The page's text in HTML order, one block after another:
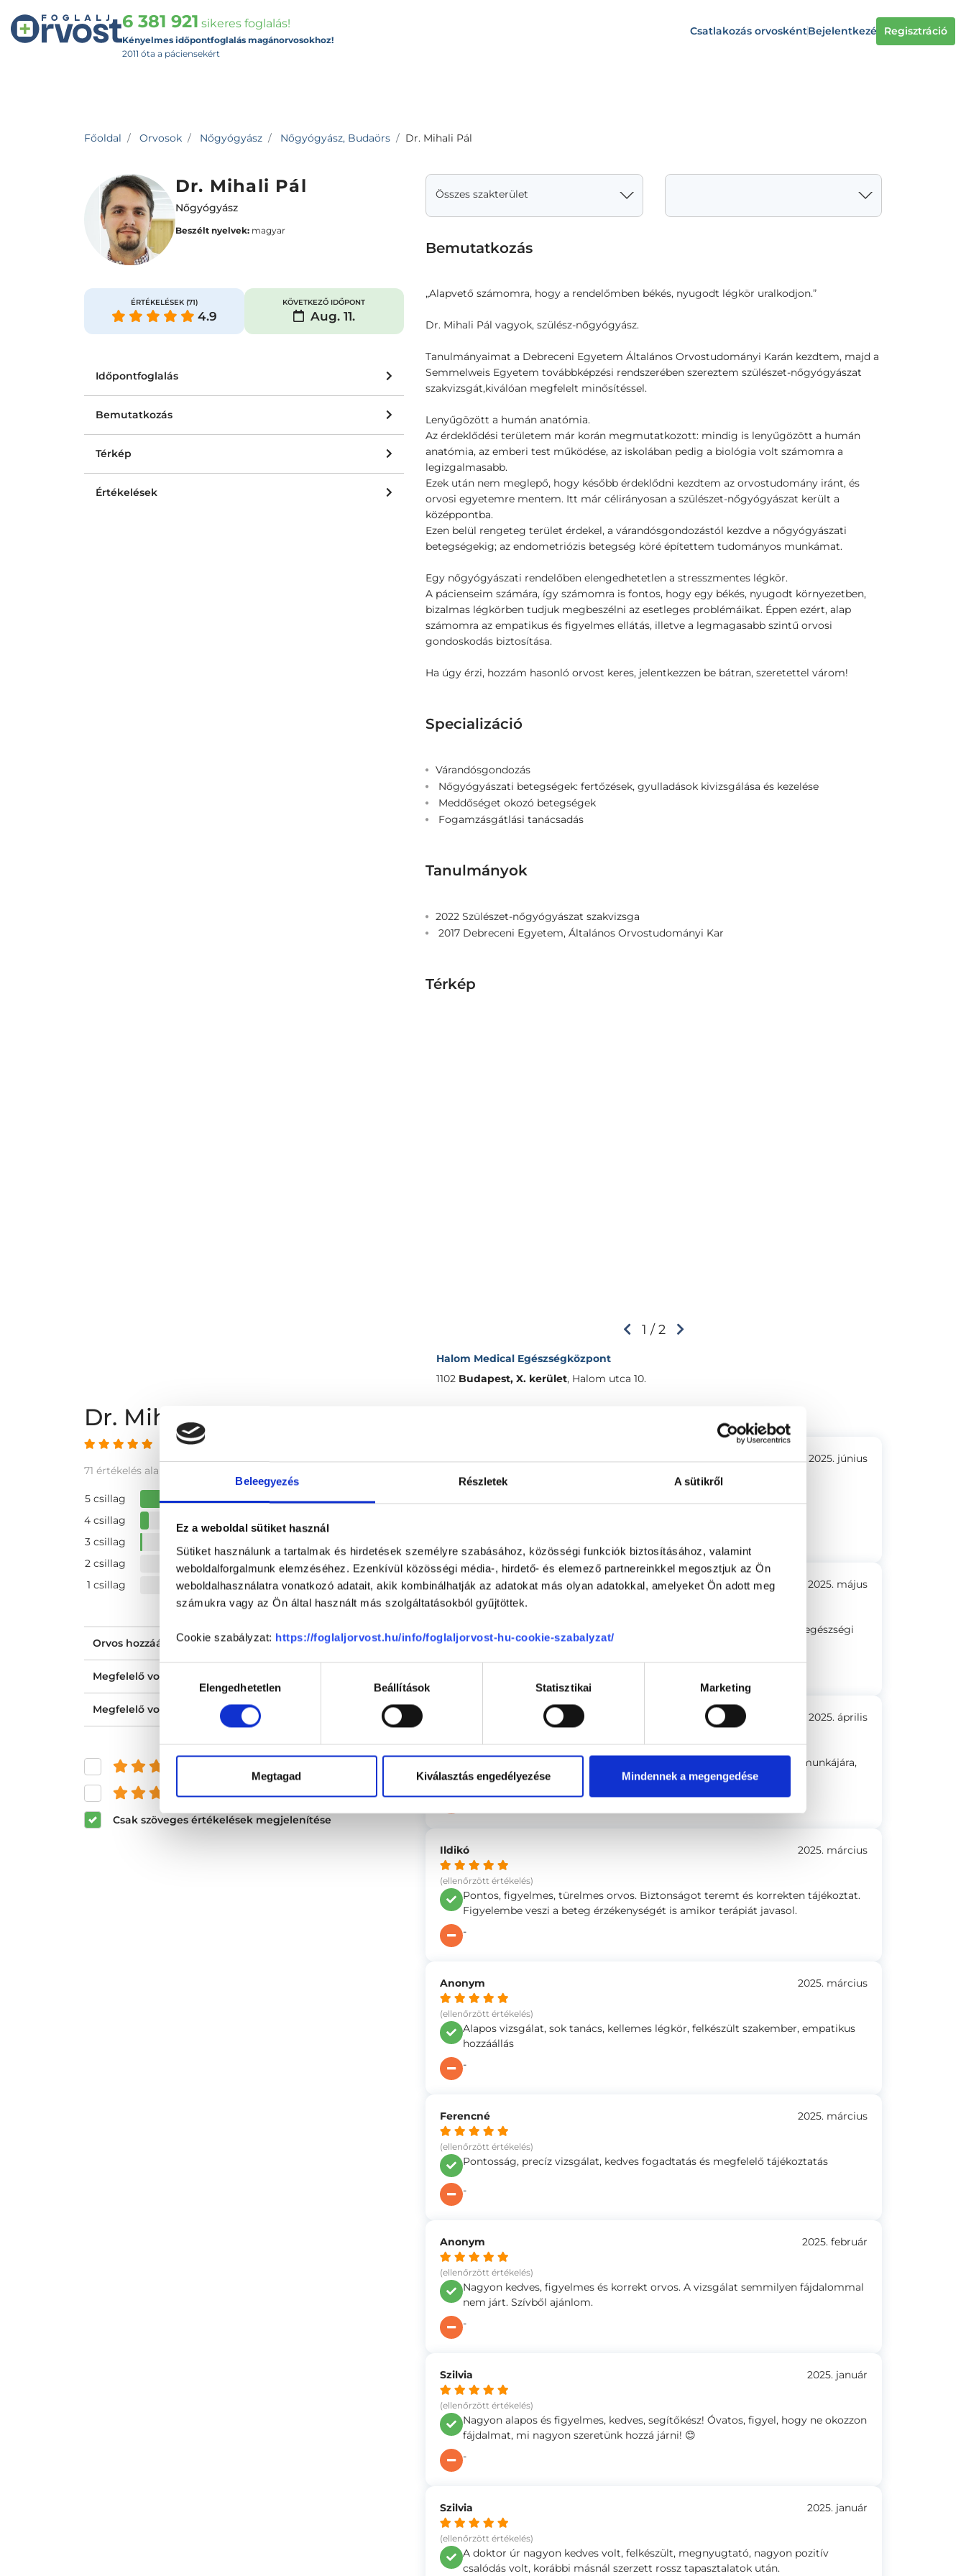
Beleegyezés Részletek A sütikről
Ez a weboldal sütiket használ
Sütiket használunk a tartalmak és hirdetések személyre szabásához, közösségi funkciók biztosításához, valamint
weboldalforgalmunk elemzéséhez. Ezenkívül közösségi média-, hirdető- és elemező partnereinkkel megosztjuk az Ön
weboldalhasználatra vonatkozó adatait, akik kombinálhatják az adatokat más olyan adatokkal, amelyeket Ön adott meg
számukra vagy az Ön által használt más szolgáltatásokból gyűjtöttek.
Cookie szabályzat: https://foglaljorvost.hu/info/foglaljorvost-hu-cookie-szabalyzat/
kiválasztásaElengedhetetlen Beállítások Statisztikai Marketing
Megtagad Kiválasztás engedélyezése Mindennek a megengedése
6 381 921 sikeres foglalás!
Kényelmes időpontfoglalás magánorvosokhoz!
2011 óta a páciensekért
Csatlakozás orvoskéntBejelentkezés Regisztráció
Főoldal Orvosok Nőgyógyász Nőgyógyász, Budaörs Dr. Mihali Pál
Dr. Mihali Pál
Nőgyógyász
Beszélt nyelvek: magyar
ÉRTÉKELÉSEK (71)
4.9
KÖVETKEZŐ IDŐPONT
Aug. 11.
Időpontfoglalás
Bemutatkozás
Térkép
Értékelések
Összes szakterület
Bemutatkozás
„Alapvető számomra, hogy a rendelőmben békés, nyugodt légkör uralkodjon.”
Dr. Mihali Pál vagyok, szülész-nőgyógyász.
Tanulmányaimat a Debreceni Egyetem Általános Orvostudományi Karán kezdtem, majd a
Semmelweis Egyetem továbbképzési rendszerében szereztem szülészet-nőgyógyászat
szakvizsgát,kiválóan megfelelt minősítéssel.
Lenyűgözött a humán anatómia.
Az érdeklődési területem már korán megmutatkozott: mindig is lenyűgözött a humán
anatómia, az emberi test működése, az iskolában pedig a biológia volt számomra a
legizgalmasabb.
Ezek után nem meglepő, hogy később érdeklődni kezdtem az orvostudomány iránt, és
orvosi egyetemre mentem. Itt már célirányosan a szülészet-nőgyógyászat került a
középpontba.
Ezen belül rengeteg terület érdekel, a várandósgondozástól kezdve a nőgyógyászati
betegségekig; az endometriózis betegség köré építettem tudományos munkámat.
Egy nőgyógyászati rendelőben elengedhetetlen a stresszmentes légkör.
A pácienseim számára, így számomra is fontos, hogy egy békés, nyugodt környezetben,
bizalmas légkörben tudjuk megbeszélni az esetleges problémáikat. Éppen ezért, alap
számomra az empatikus és figyelmes ellátás, illetve a legmagasabb szintű orvosi
gondoskodás biztosítása.
Ha úgy érzi, hozzám hasonló orvost keres, jelentkezzen be bátran, szeretettel várom!
Specializáció
Várandósgondozás
Nőgyógyászati betegségek: fertőzések, gyulladások kivizsgálása és kezelése
Meddőséget okozó betegségek
Fogamzásgátlási tanácsadás
Tanulmányok
2022 Szülészet-nőgyógyászat szakvizsga
2017 Debreceni Egyetem, Általános Orvostudományi Kar
Térkép
1 / 2
Halom Medical Egészségközpont
1102 Budapest, X. kerület, Halom utca 10.
Dr. Mihali Pál vélemények
4.93 az 5-ből
71 értékelés alapján
5 csillag
94 %
4 csillag
3 csillag
2 csillag
0 %
1 csillag
0 %
Orvos hozzáállása, figyelmessége, kedvessége 4.94
Megfelelő volt a tájékoztatásod?
Megfelelő volt az ellátásod? 4.93
és felette
Csak szöveges értékelések megjelenítése
Anonym
(ellenőrzött értékelés)
2025. június
Nagyon kedves, alapos, figyelmes. Csak ajánlani tudom
Katalin Adrienn 2025. május
Gyors, fájdalommentes vizsgálat. A szakorvos kérdéseket tesz fel az egészségi
állapot felmérése érdekében.
-
(ellenőrzött értékelés)
2025. április
Doktor Úr nagyon kedves volt. Látszik, hogy Ő hivatásként tekint a munkájára,
profi szakember.
-
Ildikó
(ellenőrzött értékelés)
2025. március
Pontos, figyelmes, türelmes orvos. Biztonságot teremt és korrekten tájékoztat.
Figyelembe veszi a beteg érzékenységét is amikor terápiát javasol.
-
Anonym
(ellenőrzött értékelés)
2025. március
Alapos vizsgálat, sok tanács, kellemes légkör, felkészült szakember, empatikus
hozzáállás
-
Ferencné
(ellenőrzött értékelés)
2025. március
Pontosság, precíz vizsgálat, kedves fogadtatás és megfelelő tájékoztatás
-
Anonym
(ellenőrzött értékelés)
2025. február
Nagyon kedves, figyelmes és korrekt orvos. A vizsgálat semmilyen fájdalommal
nem járt. Szívből ajánlom.
-
Szilvia
(ellenőrzött értékelés)
2025. január
Nagyon alapos és figyelmes, kedves, segítőkész! Óvatos, figyel, hogy ne okozzon
fájdalmat, mi nagyon szeretünk hozzá járni! 😊
-
Szilvia
(ellenőrzött értékelés)
2025. január
A doktor úr nagyon kedves volt, felkészült, megnyugtató, nagyon pozitív
csalódás volt, korábbi másnál szerzett rossz tapasztalatok után.